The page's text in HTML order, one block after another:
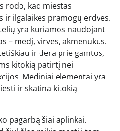
rodo, kad miestas
ir ilgalaikes pramogų erdves.
yra kuriamos naudojant
– medį, virves, akmenukus.
ir dera prie gamtos,
kitokią patirtį nei
Mediniai elementai yra
ir skatina kitokią
pagarbą šiai aplinkai.